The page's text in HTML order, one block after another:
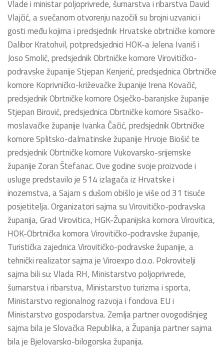
Vlade i ministar poljoprivrede, šumarstva i ribarstva David
Vlajčić, a svečanom otvorenju nazočili su brojni uzvanici i
gosti među kojima i predsjednik Hrvatske obrtničke komore
Dalibor Kratohvil, potpredsjednici HOK-a Jelena Ivaniš i
Joso Smolić, predsjednik Obrtničke komore Virovitičko-
podravske županije Stjepan Kenjerić, predsjednica Obrtničke
komore Koprivničko-križevačke županije Irena Kovačić,
predsjednik Obrtničke komore Osječko-baranjske županije
Stjepan Birović, predsjednica Obrtničke komore Sisačko-
moslavačke županije Ivanka Čačić, predsjednik Obrtničke
komore Splitsko-dalmatinske županije Hrvoje Biošić te
predsjednik Obrtničke komore Vukovarsko-srijemske
županije Zoran Štefanac. Ove godine svoje proizvode i
usluge predstavilo je 514 izlagača iz Hrvatske i
inozemstva, a Sajam s dušom obišlo je više od 31 tisuće
posjetitelja. Organizatori sajma su Virovitičko-podravska
županija, Grad Virovitica, HGK-Županijska komora Virovitica,
HOK-Obrtnička komora Virovitičko-podravske županije,
Turistička zajednica Virovitičko-podravske županije, a
tehnički realizator sajma je Viroexpo d.o.o. Pokrovitelji
sajma bili su: Vlada RH, Ministarstvo poljoprivrede,
šumarstva i ribarstva, Ministarstvo turizma i sporta,
Ministarstvo regionalnog razvoja i fondova EU i
Ministarstvo gospodarstva. Zemlja partner ovogodišnjeg
sajma bila je Slovačka Republika, a Županija partner sajma
bila je Bjelovarsko-bilogorska županija.